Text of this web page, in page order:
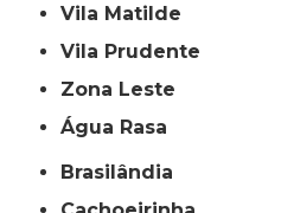
Vila Matilde
Vila Prudente
Zona Leste
Água Rasa
Brasilândia